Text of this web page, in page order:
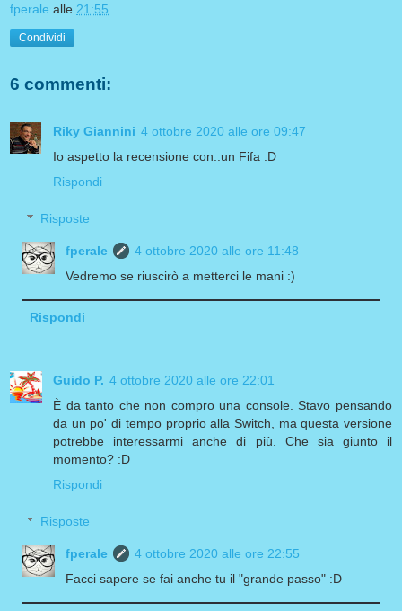
fperale alle 21:55
Condividi
6 commenti:
Riky Giannini 4 ottobre 2020 alle ore 09:47
Io aspetto la recensione con..un Fifa :D
Rispondi
Risposte
fperale
4 ottobre 2020 alle ore 11:48
Vedremo se riuscirò a metterci le mani :)
Rispondi
Guido P. 4 ottobre 2020 alle ore 22:01
È da tanto che non compro una console. Stavo pensando
da un po' di tempo proprio alla Switch, ma questa versione
potrebbe interessarmi anche di più. Che sia giunto il
momento? :D
Rispondi
Risposte
fperale
4 ottobre 2020 alle ore 22:55
Facci sapere se fai anche tu il "grande passo" :D